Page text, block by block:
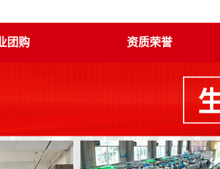
团购 资质荣誉